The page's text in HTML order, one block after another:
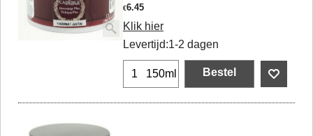
€6.45
Klik hier
Levertijd:1-2 dagen
150ml Bestel